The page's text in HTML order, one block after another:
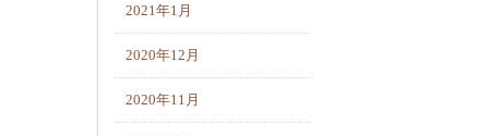
2021年1月
2020年12月
2020年11月